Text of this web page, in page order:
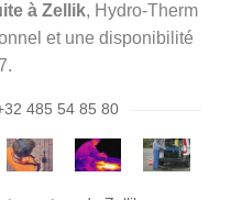
à Zellik, Hydro-Therm
et une disponibilité
485 54 85 80